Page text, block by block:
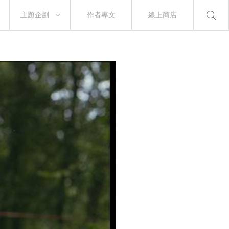
主題企劃 作者專文 線上商店